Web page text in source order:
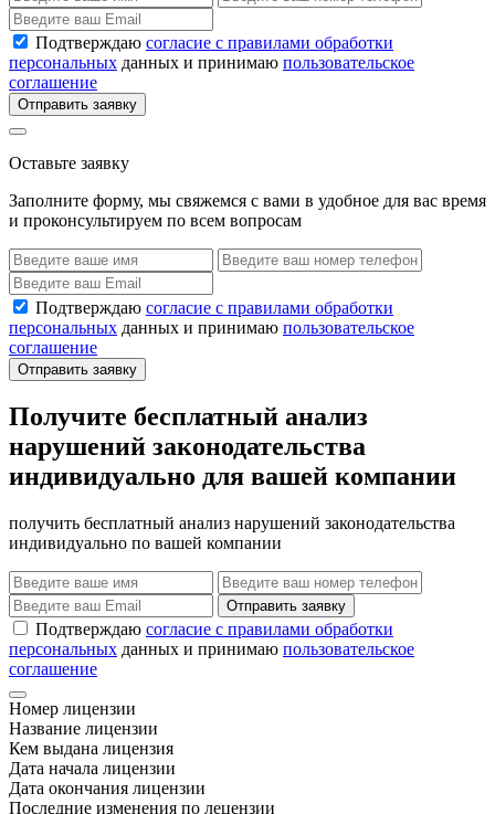
Подтверждаю согласие с правилами обработки
персональных данных и принимаю пользовательское
соглашение
Отправить заявку
Оставьте заявку
Заполните форму, мы свяжемся с вами в удобное для вас время
и проконсультируем по всем вопросам
Подтверждаю согласие с правилами обработки
персональных данных и принимаю пользовательское
соглашение
Отправить заявку
Получите бесплатный анализ
нарушений законодательства
индивидуально для вашей компании
получить бесплатный анализ нарушений законодательства
индивидуально по вашей компании
Отправить заявку
Подтверждаю согласие с правилами обработки
персональных данных и принимаю пользовательское
соглашение
Номер лицензии
Название лицензии
Кем выдана лицензия
Дата начала лицензии
Дата окончания лицензии
Последние изменения по лецензии